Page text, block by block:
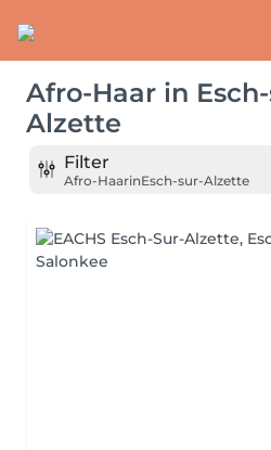
Afro-Haar in
Alzette
Filter
Afro-HaarinEsch-sur-Alzette